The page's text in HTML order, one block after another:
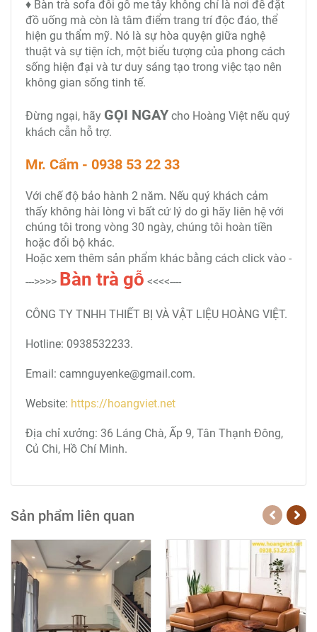
♦ Bàn trà sofa đôi gỗ me tây không chỉ là nơi để đặt
đồ uống mà còn là tâm điểm trang trí độc đáo, thể
hiện gu thẩm mỹ. Nó là sự hòa quyện giữa nghệ
thuật và sự tiện ích, một biểu tượng của phong cách
sống hiện đại và tư duy sáng tạo trong việc tạo nên
không gian sống tinh tế.
Đừng ngại, hãy GỌI NGAY cho Hoàng Việt nếu quý
khách cẫn hỗ trợ.
Mr. Cẩm - 0938 53 22 33
Với chế độ bảo hành 2 năm. Nếu quý khách cảm
thấy không hài lòng vì bất cứ lý do gì hãy liên hệ với
chúng tôi trong vòng 30 ngày, chúng tôi hoàn tiền
hoặc đổi bộ khác.
Hoặc xem thêm sản phẩm khác bằng cách click vào -
--->>>> Bàn trà gỗ <<<<----
CÔNG TY TNHH THIẾT BỊ VÀ VẬT LIỆU HOÀNG VIỆT.
Hotline: 0938532233.
Email: camnguyenke@gmail.com.
Website: https://hoangviet.net
Địa chỉ xưởng: 36 Láng Chà, Ấp 9, Tân Thạnh Đông,
Củ Chi, Hồ Chí Minh.
Sản phẩm liên quan